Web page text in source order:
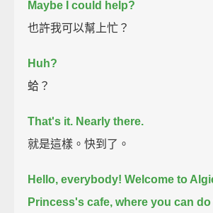
Maybe I could help?
也許我可以幫上忙？
Huh?
蛤？
That's it. Nearly there.
就是這樣。快到了。
Hello, everybody! Welcome to
Princess's cafe, where you can